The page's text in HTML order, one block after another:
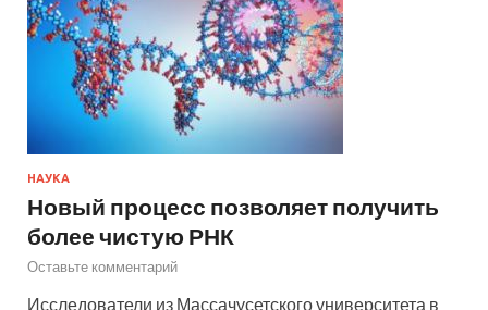
НАУКА
Новый процесс позволяет получить
более чистую РНК
Оставьте комментарий
Исследователи из Массачусетского университета в